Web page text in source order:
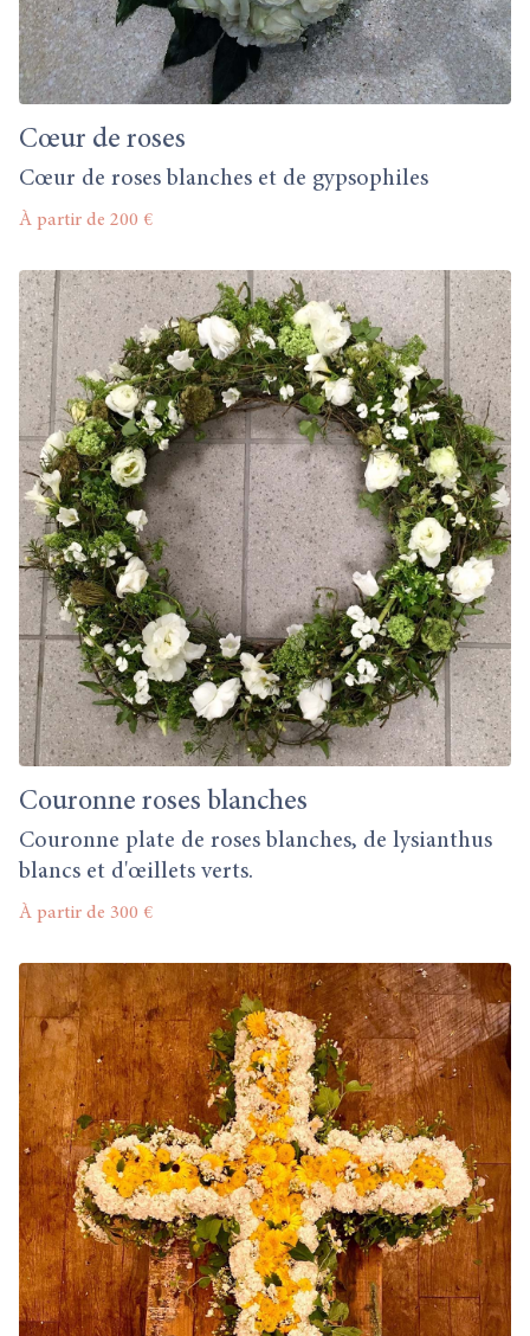
Cœur de roses
Cœur de roses blanches et de gypsophiles
À partir de 200 €
Couronne roses blanches
Couronne plate de roses blanches, de lysianthus
blancs et d'œillets verts.
À partir de 300 €